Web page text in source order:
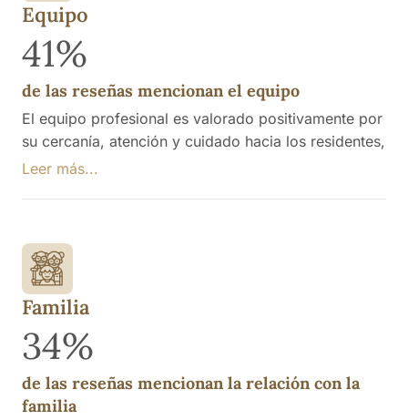
Equipo
41%
de las reseñas mencionan el equipo
El equipo profesional es valorado positivamente por
su cercanía, atención y cuidado hacia los residentes,
destacando la dedicación de médicos, enfermeros y
opiniones que indican necesidad de más personal en
ciertos momentos.
Leer más...
Familia
34%
de las reseñas mencionan la relación con la
familia